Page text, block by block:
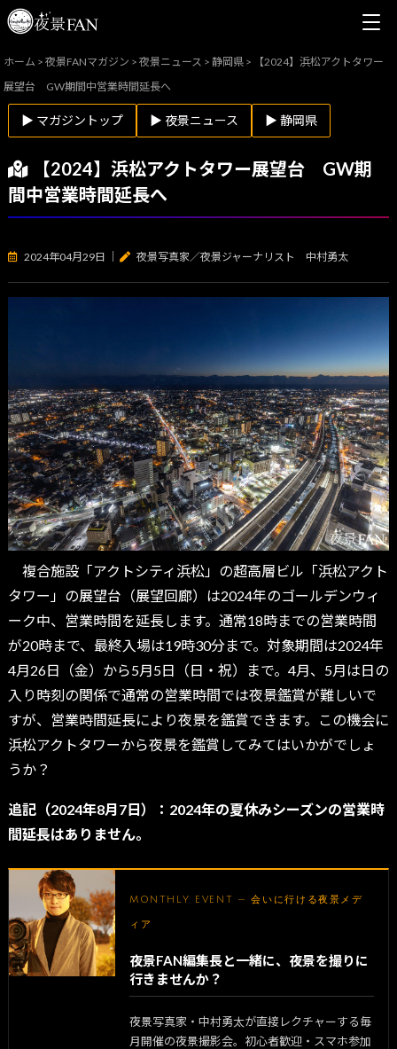
ホーム >夜景FANマガジン >夜景ニュース >静岡県 >
【2024】浜松アクトタワー
展望台 GW期間中営業時間延長へ
▶ マガジントップ ▶ 夜景ニュース ▶ 静岡県
【2024】浜松アクトタワー展望台 GW期
間中営業時間延長へ
2024年04月29日 夜景写真家／夜景ジャーナリスト 中村勇太
複合施設「アクトシティ浜松」の超高層ビル「浜松アクト
タワー」の展望台（展望回廊）は2024年のゴールデンウィ
ーク中、営業時間を延長します。通常18時までの営業時間
が20時まで、最終入場は19時30分まで。対象期間は2024年
4月26日（金）から5月5日（日・祝）まで。4月、5月は日の
入り時刻の関係で通常の営業時間では夜景鑑賞が難しいで
すが、営業時間延長により夜景を鑑賞できます。この機会に
浜松アクトタワーから夜景を鑑賞してみてはいかがでしょ
うか？
追記（2024年8月7日）：2024年の夏休みシーズンの営業時
間延長はありません。
MONTHLY EVENT — 会いに行ける夜景メデ
ィア
夜景FAN編集長と一緒に、夜景を撮りに
行きませんか？
夜景写真家・中村勇太が直接レクチャーする毎
月開催の夜景撮影会。初心者歓迎・スマホ参加